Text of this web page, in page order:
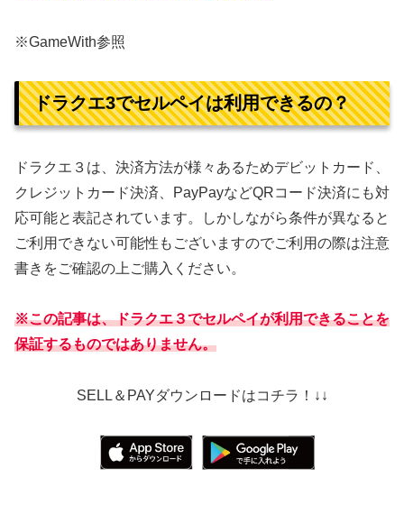
※GameWith参照
ドラクエ3でセルペイは利用できるの？
ドラクエ３は、決済方法が様々あるためデビットカード、
クレジットカード決済、PayPayなどQRコード決済にも対
応可能と表記されています。しかしながら条件が異なると
ご利用できない可能性もございますのでご利用の際は注意
書きをご確認の上ご購入ください。
※この記事は、ドラクエ３でセルペイが利用できることを
保証するものではありません。
SELL＆PAYダウンロードはコチラ！↓↓